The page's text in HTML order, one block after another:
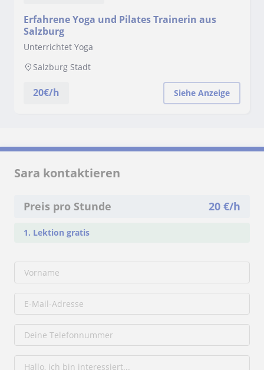
Erfahrene Yoga und Pilates Trainerin aus
Salzburg
Unterrichtet Yoga
Salzburg Stadt
20€/h Siehe Anzeige
Sara kontaktieren
Preis pro Stunde 20€/h
1. Lektion gratis